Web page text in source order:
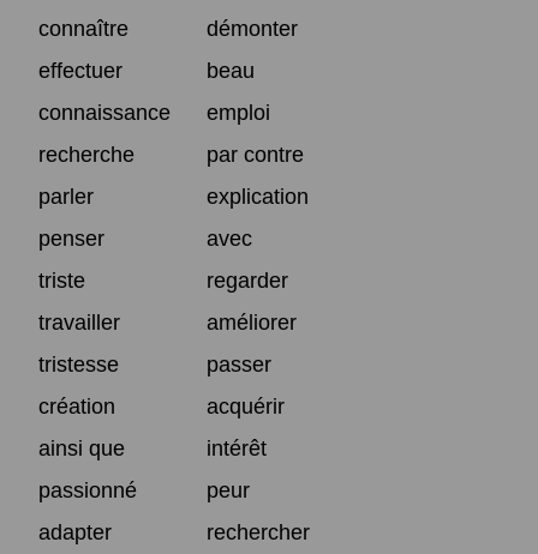
connaître
démonter
effectuer
beau
connaissance
emploi
recherche
par contre
parler
explication
penser
avec
triste
regarder
travailler
améliorer
tristesse
passer
création
acquérir
ainsi que
intérêt
passionné
peur
adapter
rechercher